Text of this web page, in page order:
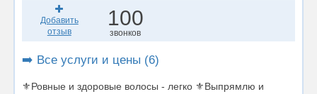
Добавить
отзыв
100
звонков
➡️ Все услуги и цены (6)
⚜Ровные и здоровые волосы - легко ⚜Выпрямлю и